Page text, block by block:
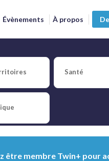
Évènements À propos
sur AdoptAI,
être membre Twin+ pour
Santé